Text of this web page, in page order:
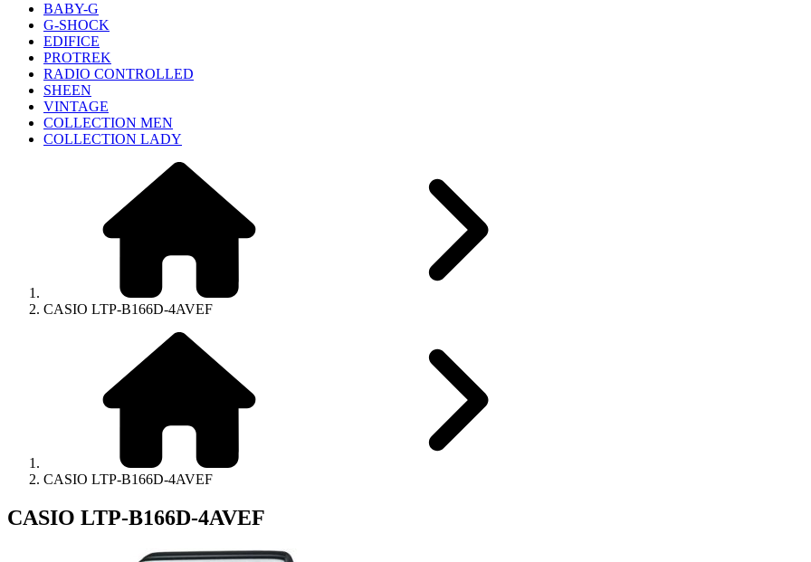
BABY-G
G-SHOCK
EDIFICE
PROTREK
RADIO CONTROLLED
SHEEN
VINTAGE
COLLECTION MEN
COLLECTION LADY
CASIO LTP-B166D-4AVEF
CASIO LTP-B166D-4AVEF
CASIO LTP-B166D-4AVEF